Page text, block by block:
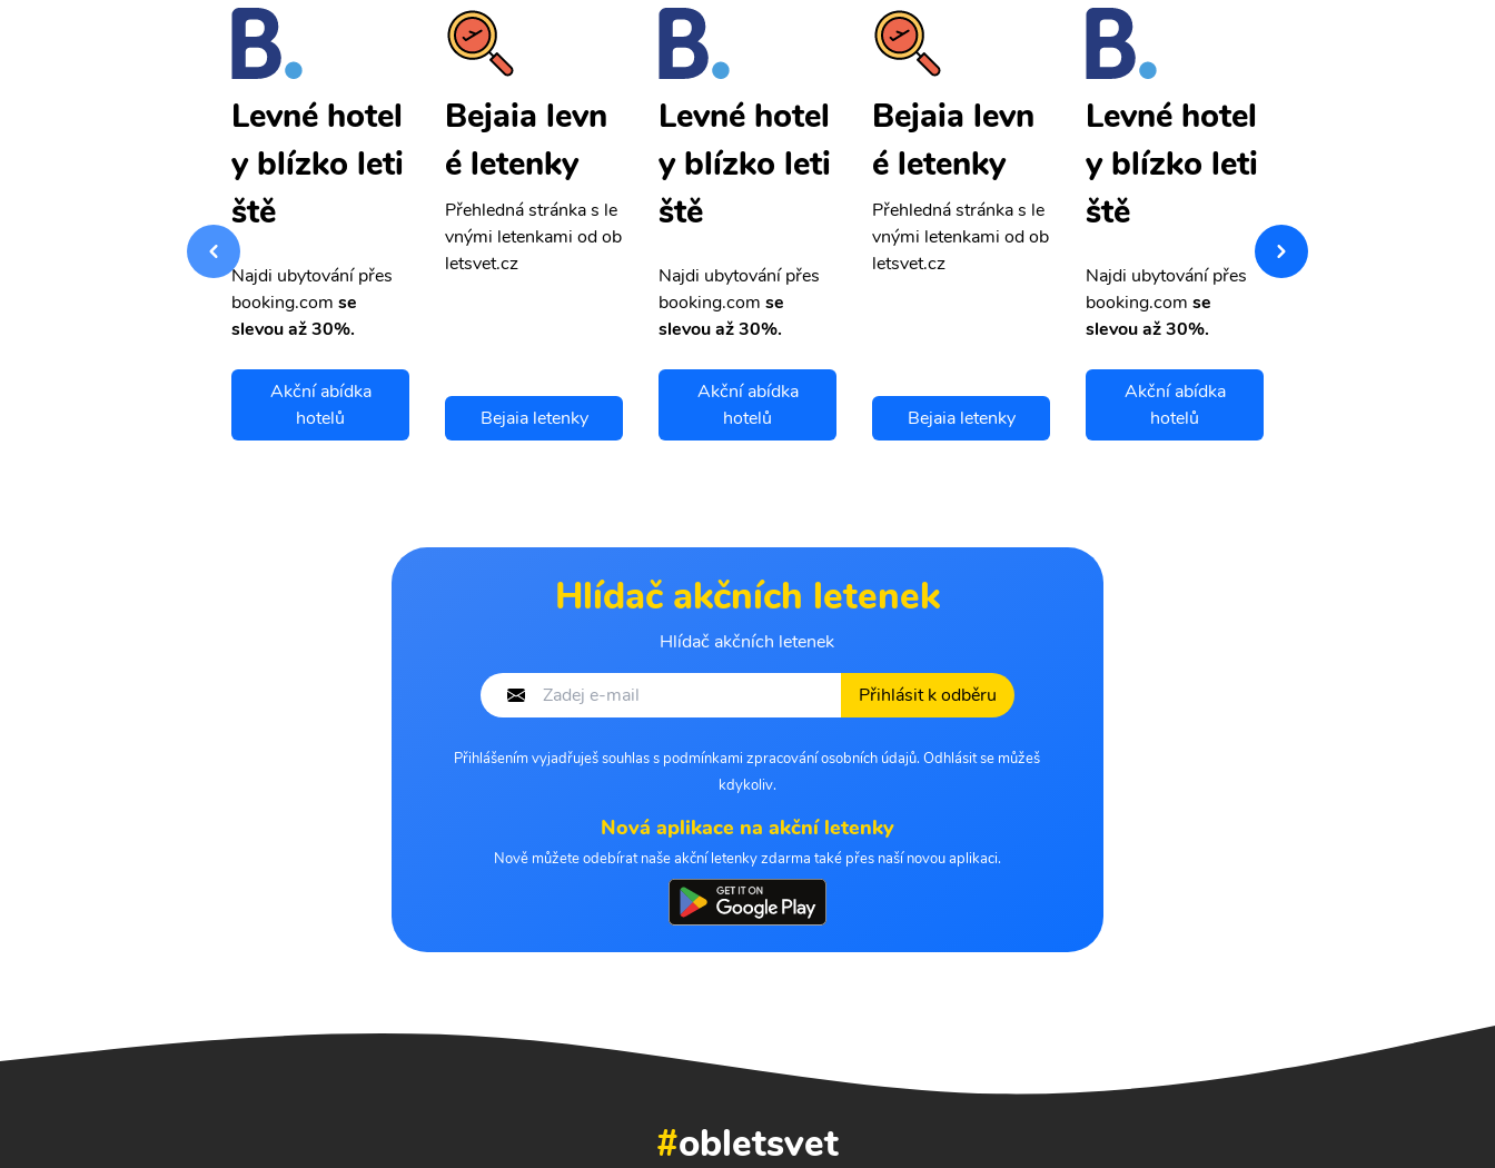
vnými letenkami od ob
Levné hotel
y blízko leti
ště
Najdi ubytování přes
booking.com se
slevou až 30%.
Akční abídka
hotelů
Bejaia levn
é letenky
Přehledná stránka s le
vnými letenkami od ob
letsvet.cz
Bejaia letenky
Levné hotel
y blízko leti
ště
Najdi ubytování přes
booking.com se
slevou až 30%.
Akční abídka
hotelů
Bejaia levn
é letenky
Přehledná stránka s le
vnými letenkami od ob
letsvet.cz
Bejaia letenky
Levné hotel
y blízko leti
ště
Najdi ubytování přes
booking.com se
slevou až 30%.
Akční abídka
hotelů
vnými letenkami od ob
letsvet.cz
Hlídač akčních letenek
Hlídač akčních letenek
Přihlásit k odběru
Přihlášením vyjadřuješ souhlas s podmínkami zpracování osobních údajů. Odhlásit se můžeš
kdykoliv.
Nová aplikace na akční letenky
Nově můžete odebírat naše akční letenky zdarma také přes naší novou aplikaci.
#obletsvet